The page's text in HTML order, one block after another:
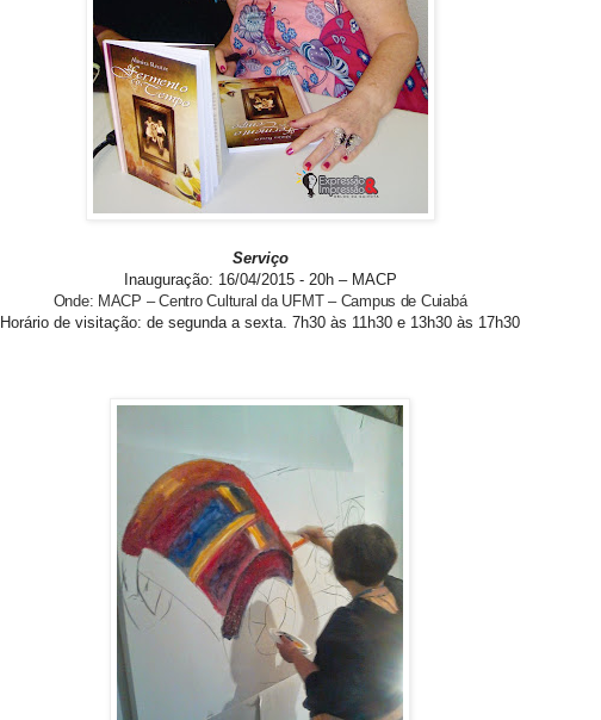
Serviço
Inauguração: 16/04/2015 - 20h – MACP
Onde: MACP – Centro Cultural da UFMT – Campus de Cuiabá
Horário de visitação: de segunda a sexta. 7h30 às 11h30 e 13h30 às 17h30